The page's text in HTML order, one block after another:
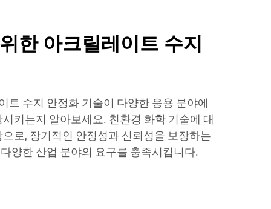
한 아크릴레이트 수지
트 수지 안정화 기술이 다양한 응용 분야에
키는지 알아보세요. 친환경 화학 기술에 대
로, 장기적인 안정성과 신뢰성을 보장하는
양한 산업 분야의 요구를 충족시킵니다.